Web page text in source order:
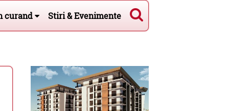
curand Stiri & Evenimente